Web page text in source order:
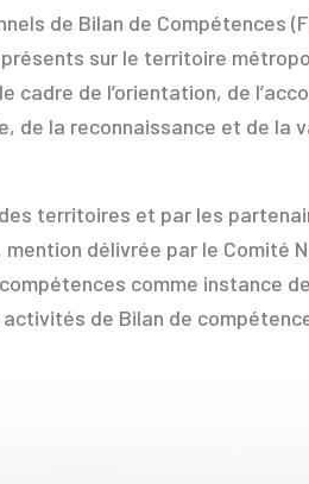
de Bilan de Compétences
sur le territoire
de l’orientation, de
de la reconnaissance et de la
territoires et par les
délivrée par le Comité
comme instance
de Bilan de